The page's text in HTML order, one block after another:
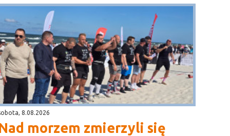
8.08.2026
morzem zmierzyli się